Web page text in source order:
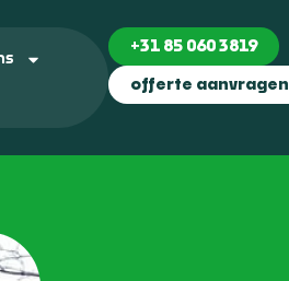
+31 85 060 3819
offerte aanvragen